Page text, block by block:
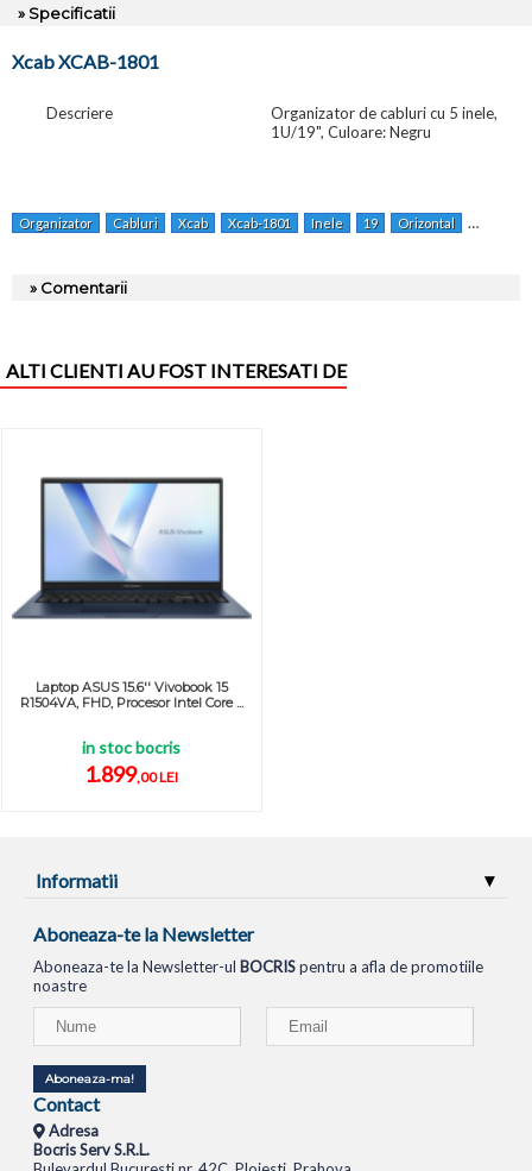
» Specificatii
Xcab XCAB-1801
Descriere
Organizator de cabluri cu 5 inele,
1U/19", Culoare: Negru
Organizator Cabluri Xcab Xcab-1801 Inele 19 Orizontal
» Comentarii
ALTI CLIENTI AU FOST INTERESATI DE
Laptop ASUS 15.6'' Vivobook 15
R1504VA, FHD, Procesor Intel Core ...
in stoc bocris
1.899,00 LEI
Informatii
Aboneaza-te la Newsletter
Aboneaza-te la Newsletter-ul BOCRISpentru a afla de promotiile
noastre
Aboneaza-ma!
Contact
Adresa
Bocris Serv S.R.L.